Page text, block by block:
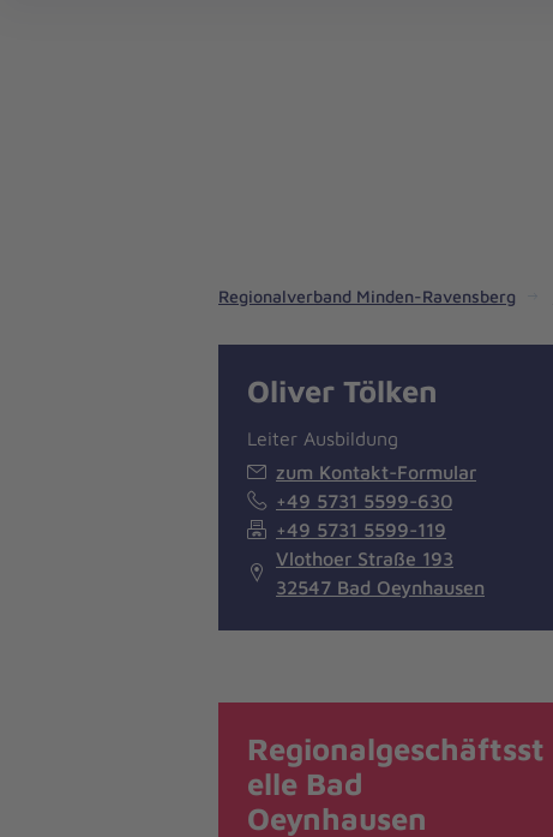
Regionalverband Minden-Ravensberg
Oliver Tölken
Leiter Ausbildung
zum Kontakt-Formular
+49 5731 5599-630
+49 5731 5599-119
Vlothoer Straße 193
32547 Bad Oeynhausen
Regionalgeschäftsst
elle Bad
Oeynhausen